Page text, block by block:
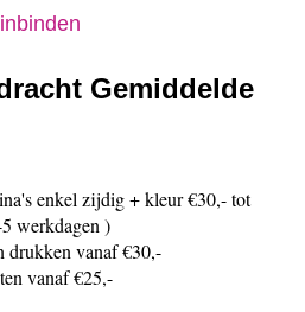
Gemiddelde
enkel zijdig + kleur €30,- tot
werkdagen )
drukken vanaf €30,-
vanaf €25,-